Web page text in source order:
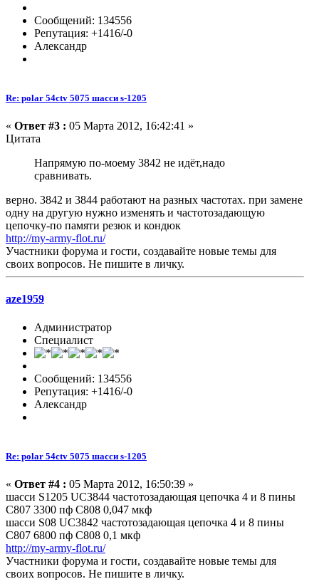
Сообщений: 134556
Репутация: +1416/-0
Александр
Re: polar 54ctv 5075 шасси s-1205
« Ответ #3 : 05 Марта 2012, 16:42:41 »
Цитата
Напрямую по-моему 3842 не идёт,надо
сравнивать.
верно. 3842 и 3844 работают на разных частотах. при замене
одну на другую нужно изменять и частотозадающую
цепочку-по памяти резюк и кондюк
http://my-army-flot.ru/
Участники форума и гости, создавайте новые темы для
своих вопросов. Не пишите в личку.
aze1959
Администратор
Специалист
Сообщений: 134556
Репутация: +1416/-0
Александр
Re: polar 54ctv 5075 шасси s-1205
« Ответ #4 : 05 Марта 2012, 16:50:39 »
шасси S1205 UC3844 частотозадающая цепочка 4 и 8 пины
C807 3300 пф C808 0,047 мкф
шасси S08 UC3842 частотозадающая цепочка 4 и 8 пины
C807 6800 пф C808 0,1 мкф
http://my-army-flot.ru/
Участники форума и гости, создавайте новые темы для
своих вопросов. Не пишите в личку.